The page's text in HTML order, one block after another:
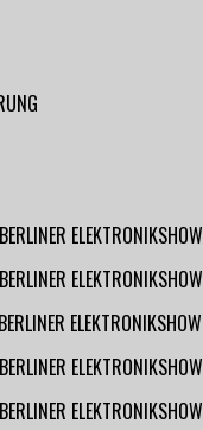
ELEKTRONIKSHOW
ELEKTRONIKSHOW
ELEKTRONIKSHOW
ELEKTRONIKSHOW
ELEKTRONIKSHOW